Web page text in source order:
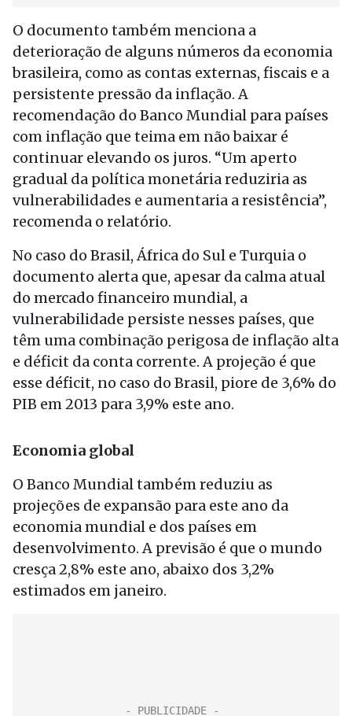
O documento também menciona a
deterioração de alguns números da economia
brasileira, como as contas externas, fiscais e a
persistente pressão da inflação. A
recomendação do Banco Mundial para países
com inflação que teima em não baixar é
continuar elevando os juros. “Um aperto
gradual da política monetária reduziria as
vulnerabilidades e aumentaria a resistência”,
recomenda o relatório.
No caso do Brasil, África do Sul e Turquia o
documento alerta que, apesar da calma atual
do mercado financeiro mundial, a
vulnerabilidade persiste nesses países, que
têm uma combinação perigosa de inflação alta
e déficit da conta corrente. A projeção é que
esse déficit, no caso do Brasil, piore de 3,6% do
PIB em 2013 para 3,9% este ano.
Economia global
O Banco Mundial também reduziu as
projeções de expansão para este ano da
economia mundial e dos países em
desenvolvimento. A previsão é que o mundo
cresça 2,8% este ano, abaixo dos 3,2%
estimados em janeiro.